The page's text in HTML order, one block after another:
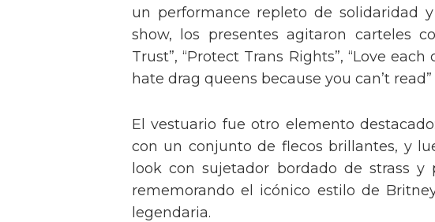
un performance repleto de solidaridad
show, los presentes agitaron carteles
Trust”, “Protect Trans Rights”, “Love each
hate drag queens because you can’t
El vestuario fue otro elemento
con un conjunto de flecos brillantes, y
look con sujetador bordado de strass y
rememorando el icónico estilo de
legendaria.